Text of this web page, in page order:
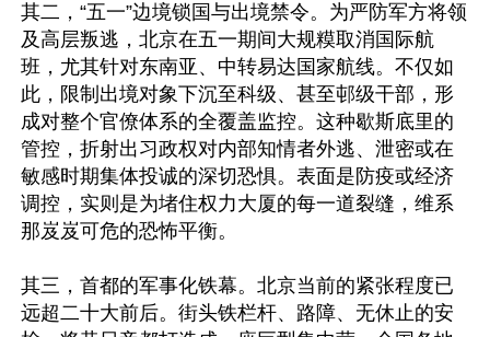
其二，“五一”边境锁国与出境禁令。为严防军方将领
及高层叛逃，北京在五一期间大规糢取消国际航
班，尤其针对东南亚、中转易达国家航线。不仅如
此，限制出境对象下沉至科级、甚至邨级干部，形
成对整个官僚体系的全覆盖监控。这种歇斯底里的
管控，折射出习政权对内部知情者外逃、泄密或在
敏感时期集体投诚的深切恐惧。表面是防疫或经济
调控，实则是为堵住权力大厦的每一道裂缝，维系
那岌岌可危的恐怖平衡。
其三，首都的军事化铁幕。北京当前的紧张程度已
远超二十大前后。街头铁栏杆、路障、无休止的安